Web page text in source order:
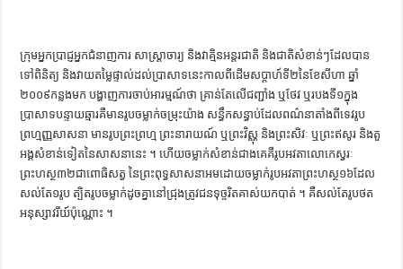
ក្រុម​អ្នកប្រាជ្ញ​អ្នក​ជំនាញការ​ សាស្ដ្រាចារ្យ​ និង​វាគ្មិន​អន្ដរជាតិ​ និង​ជាតិ​សំខាន់ៗ​ដែល​បាន​
ទៅ​ពិនិត្យ​ និង​វាយតម្លៃ​ផ្ទាល់​ដល់​ប្រាសាទ​នេះ​កាលពីដើម​សប្ដាហ៍​ទី​២​នៃ​ខែសីហា​ ឆ្នាំ​
២០០៩​កន្លង​មក​ បង្ហាញ​ការ​ចាប់អារម្មណ៍​ថា​ គ្រាន់តែ​លើ​ជញ្ជាំង​ ឬ​ថែវ​ ឬ​របង​ទី​១​ក្នុង​
ប្រាសាទ​បន្ទាយឆ្មារ​គឺ​មាន​រូបចម្លាក់​ចម្រុះ​យ៉ាង​ សន្ធឹកសន្ធាប់​ដែល​ពណ៌នា​តាំងពី​ទេវរូប​
ព្រហ្មញ្ញ​សាសនា​ មាន​រូប​ព្រះព្រហ្ម​ ព្រះ​នារាយណ៍​ ឬ​ព្រះ​វិស្ណុ​ ​និង​ព្រះ​សិវៈ​ ​ឬ​ព្រះ​ឥសូរ​ និង​តួ
អង្គ​សំខាន់​ទៀត​នៃ​សាសនា​នេះ ។ ហើយ​ចម្លាក់​សំខាន់​ជាងគេ​គឺ​រូប​អវតា​លោកេស្វរៈ​
ព្រះហស្ថ​៣២​ជា​ពោធិសត្វ​ នៃ​ព្រះពុទ្ធ​សាសនា​អម​ដោយ​ចម្លាក់​រូប​អវតា​ព្រះហស្ថ​១៦​ដែល​
សល់​តែ​១​រូប​ ត្បិត​រូបចម្លាក់​ដូច​គ្នា​នៅ​ជ្រុង​ត្រូវ​ជន​ទុច្ចរិត​គាស់​យក​បាត់ ។ គឺ​សល់​តែ​រូបថត​
អនុស្សាវរីយ៍​ប៉ុណ្ណោះ ។